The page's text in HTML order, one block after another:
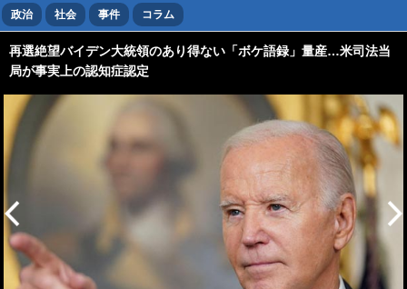
ボートレース 競輪 オートレース
政治 社会 事件 コラム
再選絶望バイデン大統領のあり得ない「ボケ語録」量産…米司法当
局が事実上の認知症認定